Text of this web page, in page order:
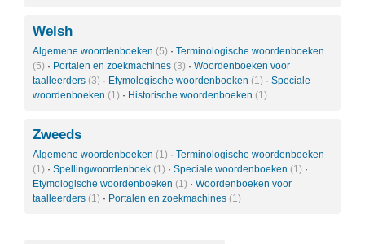
Welsh
Algemene woordenboeken (5) · Terminologische woordenboeken
(5) · Portalen en zoekmachines (3) · Woordenboeken voor
taalleerders (3) · Etymologische woordenboeken (1) · Speciale
woordenboeken (1) · Historische woordenboeken (1)
Zweeds
Algemene woordenboeken (1) · Terminologische woordenboeken
(1) · Spellingwoordenboek (1) · Speciale woordenboeken (1) ·
Etymologische woordenboeken (1) · Woordenboeken voor
taalleerders (1) · Portalen en zoekmachines (1)